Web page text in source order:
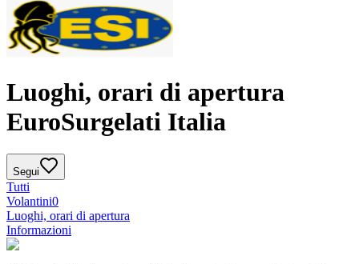
Luoghi, orari di apertura
EuroSurgelati Italia
Segui
Tutti
Volantini0
Luoghi, orari di apertura
Informazioni